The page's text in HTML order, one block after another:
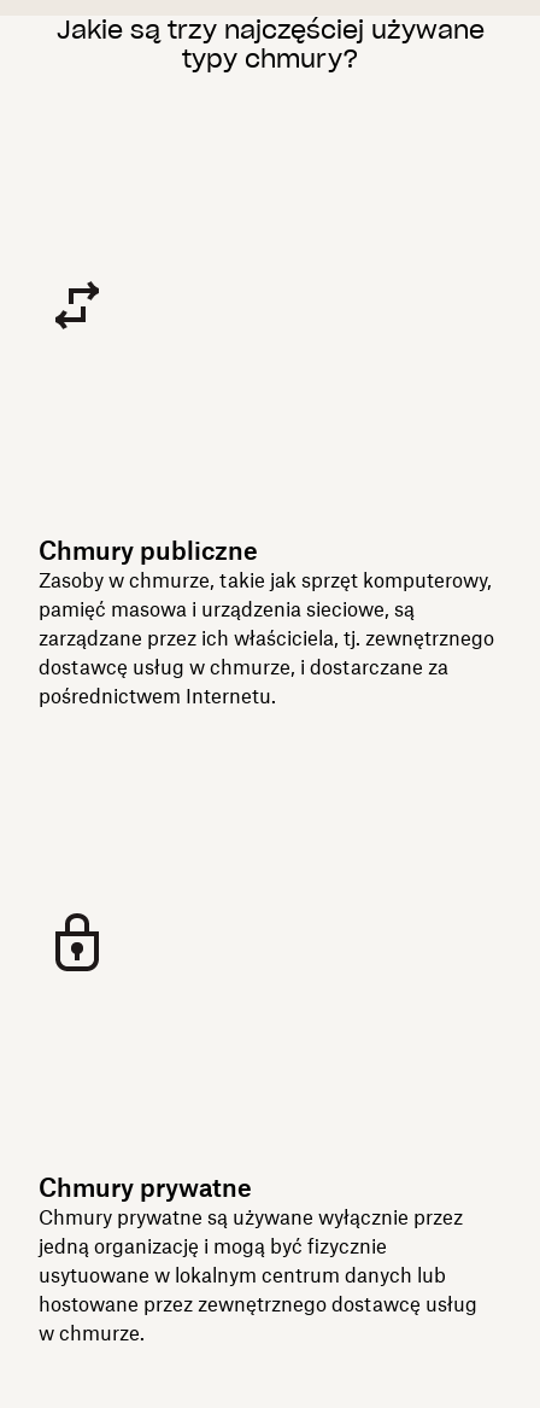
Jakie są trzy najczęściej używane
typy chmury?
Chmury publiczne
Zasoby w chmurze, takie jak sprzęt komputerowy,
pamięć masowa i urządzenia sieciowe, są
zarządzane przez ich właściciela, tj. zewnętrznego
dostawcę usług w chmurze, i dostarczane za
pośrednictwem Internetu.
Chmury prywatne
Chmury prywatne są używane wyłącznie przez
jedną organizację i mogą być fizycznie
usytuowane w lokalnym centrum danych lub
hostowane przez zewnętrznego dostawcę usług
w chmurze.